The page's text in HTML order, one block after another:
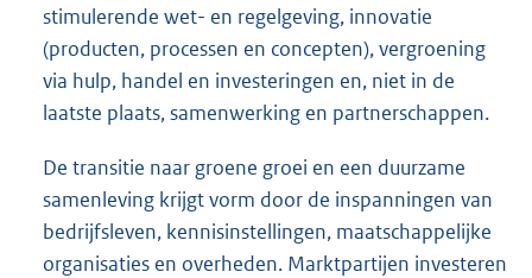
stimulerende wet- en regelgeving, innovatie
(producten, processen en concepten), vergroening
via hulp, handel en investeringen en, niet in de
laatste plaats, samenwerking en partnerschappen.
De transitie naar groene groei en een duurzame
samenleving krijgt vorm door de inspanningen van
bedrijfsleven, kennisinstellingen, maatschappelijke
organisaties en overheden. Marktpartijen investeren